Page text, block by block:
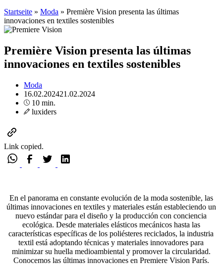
Startseite » Moda » Première Vision presenta las últimas
innovaciones en textiles sostenibles
Première Vision presenta las últimas
innovaciones en textiles sostenibles
Moda
16.02.202421.02.2024
10 min.
luxiders
Link copied.
En el panorama en constante evolución de la moda sostenible, las
últimas innovaciones en textiles y materiales están estableciendo un
nuevo estándar para el diseño y la producción con conciencia
ecológica. Desde materiales elásticos mecánicos hasta las
características específicas de los poliésteres reciclados, la industria
textil está adoptando técnicas y materiales innovadores para
minimizar su huella medioambiental y promover la circularidad.
Conocemos las últimas innovaciones en Premiere Vision París.